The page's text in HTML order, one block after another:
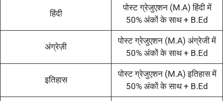
हिंदी
पोस्ट ग्रेजुएशन (M.A) हिंदी में
50% अंकों के साथ + B.Ed
अंग्रेज़ी
पोस्ट ग्रेजुएशन (M.A) अंग्रेजी में
50% अंकों के साथ + B.Ed
इतिहास
पोस्ट ग्रेजुएशन (M.A) इतिहास में
50% अंकों के साथ + B.Ed